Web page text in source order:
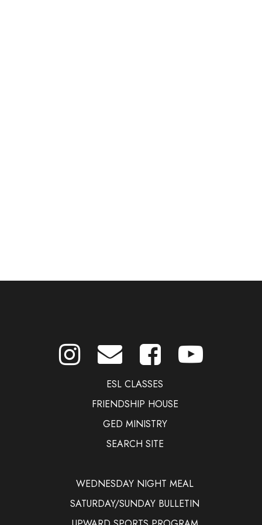
ESL CLASSES
FRIENDSHIP HOUSE
GED MINISTRY
SEARCH SITE
WEDNESDAY NIGHT MEAL
SATURDAY/SUNDAY BULLETIN